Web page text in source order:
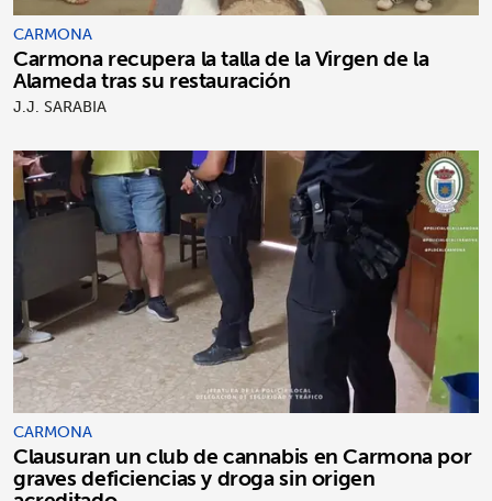
CARMONA
Carmona recupera la talla de la Virgen de la
Alameda tras su restauración
J.J. SARABIA
CARMONA
Clausuran un club de cannabis en Carmona por
graves deficiencias y droga sin origen